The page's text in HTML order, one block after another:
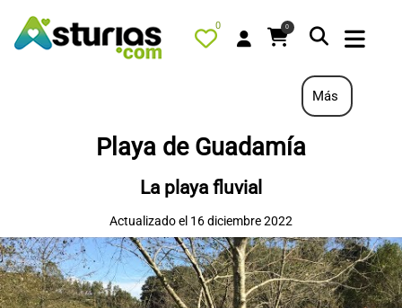
0 0
PORTADA
QUÉ HACER
ALOJAMIENTOS
RESTAURANTES
TURISMO ACTIVO
Más
Playa de Guadamía
La playa fluvial
Actualizado el 16 diciembre 2022